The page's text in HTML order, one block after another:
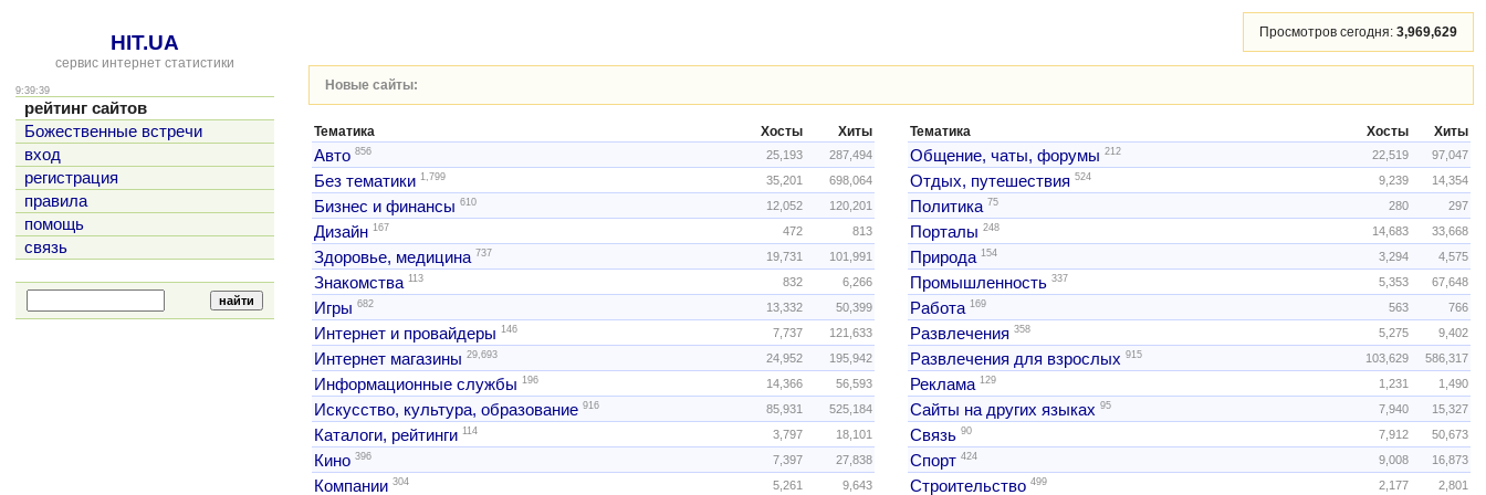
HIT.UA
сервис интернет статистики
9:39:39
рейтинг сайтов
Божественные встречи
вход
регистрация
правила
помощь
связь
Просмотров сегодня: 3,969,629
Новые сайты:
Тематика Хосты Хиты
Авто 856 25,193 287,494
Без тематики 1,799 35,201 698,064
Бизнес и финансы 610 12,052 120,201
Дизайн 167 472 813
Здоровье, медицина 737 19,731 101,991
Знакомства 113 832 6,266
Игры 682 13,332 50,399
Интернет и провайдеры 146 7,737 121,633
Интернет магазины 29,693 24,952 195,942
Информационные службы 196 14,366 56,593
Искусство, культура, образование 916 85,931 525,184
Каталоги, рейтинги 114 3,797 18,101
Кино 396 7,397 27,838
Компании 304 5,261 9,643
Тематика Хосты Хиты
Общение, чаты, форумы 212 22,519 97,047
Отдых, путешествия 524 9,239 14,354
Политика 75 280 297
Порталы 248 14,683 33,668
Природа 154 3,294 4,575
Промышленность 337 5,353 67,648
Работа 169 563 766
Развлечения 358 5,275 9,402
Развлечения для взрослых 915 103,629 586,317
Реклама 129 1,231 1,490
Сайты на других языках 95 7,940 15,327
Связь 90 7,912 50,673
Спорт 424 9,008 16,873
Строительство 499 2,177 2,801